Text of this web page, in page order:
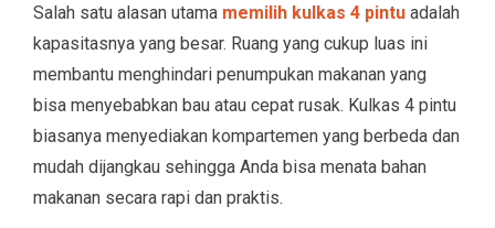
Salah satu alasan utama memilih kulkas 4 pintu adalah
kapasitasnya yang besar. Ruang yang cukup luas ini
membantu menghindari penumpukan makanan yang
bisa menyebabkan bau atau cepat rusak. Kulkas 4 pintu
biasanya menyediakan kompartemen yang berbeda dan
mudah dijangkau sehingga Anda bisa menata bahan
makanan secara rapi dan praktis.